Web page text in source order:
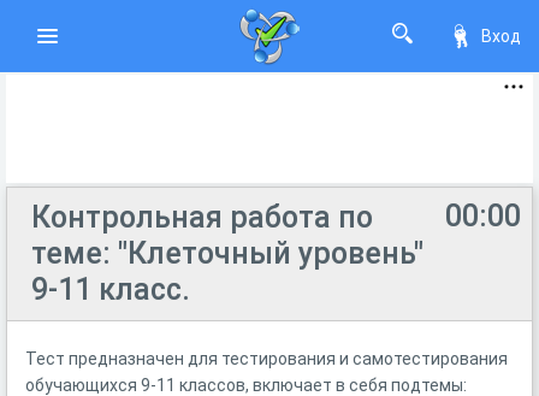
Вход
00:00
Контрольная работа по
теме: "Клеточный уровень"
9-11 класс.
Тест предназначен для тестирования и самотестирования
обучающихся 9-11 классов, включает в себя подтемы: